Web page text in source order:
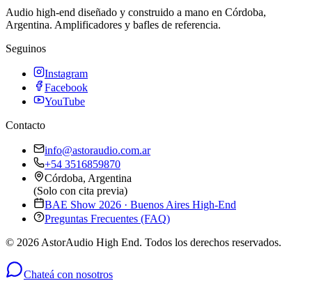
Audio high-end diseñado y construido a mano en Córdoba,
Argentina. Amplificadores y bafles de referencia.
Seguinos
Instagram
Facebook
YouTube
Contacto
info@astoraudio.com.ar
+54 3516859870
Córdoba, Argentina
(Solo con cita previa)
BAE Show 2026 · Buenos Aires High-End
Preguntas Frecuentes (FAQ)
© 2026 AstorAudio High End. Todos los derechos reservados.
Chateá con nosotros